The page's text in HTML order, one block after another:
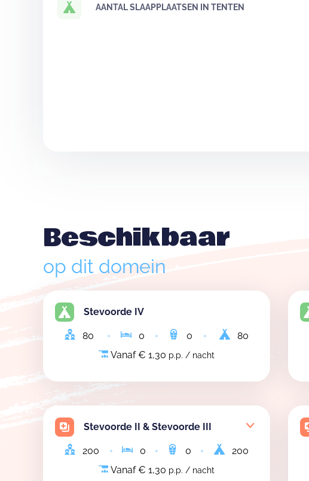
AANTAL SLAAPPLAATSEN IN TENTEN
Beschikbaar
op dit domein
Stevoorde IV
80 0 0
80
Vanaf € 1,30 p.p. / nacht
Stevoorde II & Stevoorde III
200 0 0
200
Vanaf € 1,30 p.p. / nacht